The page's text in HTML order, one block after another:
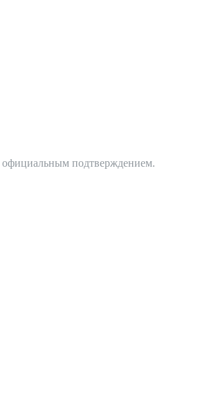
подтверждением.